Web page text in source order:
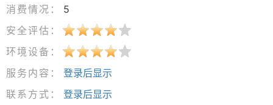
消费情况：
5
安全评估：
环境设备：
服务内容：
登录后显示
联系方式：
登录后显示